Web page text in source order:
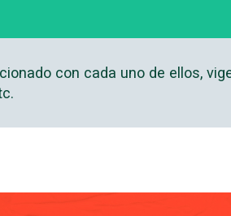
con cada uno de ellos,